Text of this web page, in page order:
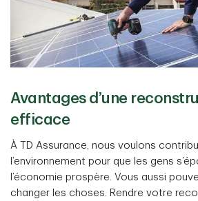
Avantages d’une
efficace
À TD Assurance, nous voulons
l’environnement pour que les gens
l’économie prospère. Vous aussi
changer les choses. Rendre votre